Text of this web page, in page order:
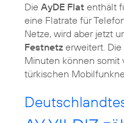
Die AyDE Flat enthält
eine Flatrate für
Netze, wird aber jetzt
Festnetz erweitert.
Minuten können somit
türkischen